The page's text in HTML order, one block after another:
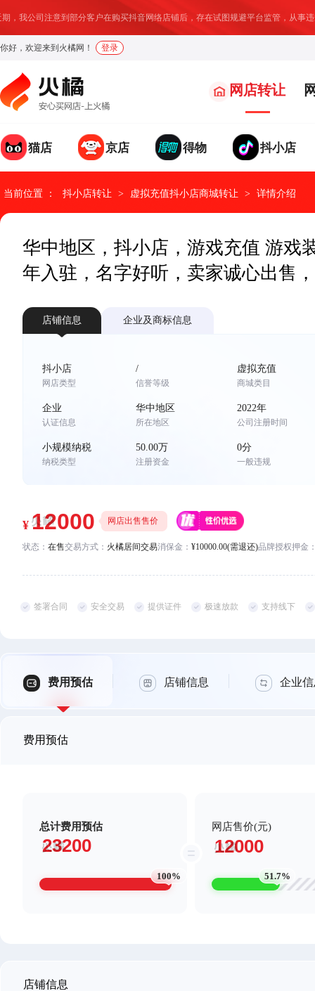
我公司注意到部分客户在购买抖音网络店铺后，存在试图规避平台监管，从事
你好，欢迎来到火橘网！ 登录
网店转让
我要求购 发布求购信息，找店速度 提升95%
具体诉求*
我要出售 店铺成交后我们将收取部分服务费
网店地址*
网店名称
猫店 京店 得物 抖小店
当前位置 ： 抖小店转让 > 虚拟充值抖小店商城转让 > 详情介绍
华中地区，抖小店，游戏充值 游戏
年入驻，名字好听，卖家诚心出售
店铺信息 企业及商标信息
抖小店
网店类型
/
信誉等级
虚拟充值
商城类目
企业
认证信息
华中地区
所在地区
2022年
公司注册时间
小规模纳税
纳税类型
50.00万
注册资金
0分
一般违规
网店出售售价
状态： 在售交易方式： 火橘居间交易消保金： ¥10000.00(需退还)品牌授权押金
签署合同 安全交易 提供证件 极速放款 支持线下
费用预估 店铺信息 企业
费用预估
总计费用预估
100%
网店售价(元)
51.7%
店铺信息